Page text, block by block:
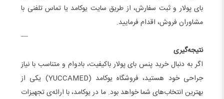
بای پولار و ثبت سفارش، از طریق سایت یوکامد یا تماس تلفنی با
مشاوران فروش، اقدام فرمایید.
—
نتیجه‌گیری
اگر به دنبال خرید پنس بای پولار باکیفیت، بادوام و متناسب با نیاز
جراحی خود هستید، فروشگاه یوکامد (YUCCAMED) یکی از
بهترین انتخاب‌های شما خواهد بود. ما در یوکامد، با ارائه‌ی تجهیزات